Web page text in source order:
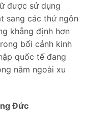
được sử dụng
sang các thứ ngôn
khẳng định hơn
bối cảnh kinh
quốc tế đang
nằm ngoài xu
Đức